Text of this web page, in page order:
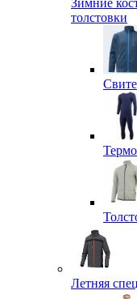
Зимние
толстовки
Летняя